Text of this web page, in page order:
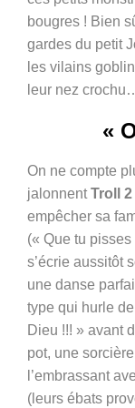
bougres ! Bien
gardes du petit
les vilains
leur nez
«
On ne compte
jalonnentTroll 2
empêcher sa
(« Que tu pisses
s’écrie aussitôt
une danse
type qui hurle
Dieu !!! » avant
pot, une
l’embrassant
(leurs ébats